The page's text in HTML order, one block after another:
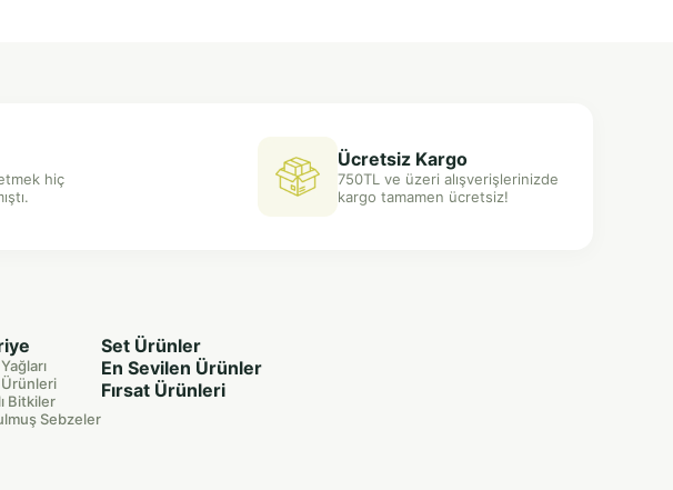
hiç
Ücretsiz Kargo
750TL ve üzeri alışverişlerinizde
kargo tamamen ücretsiz!
Ürünleri
Bitkiler
Sebzeler
Set Ürünler
En Sevilen Ürünler
Fırsat Ürünleri